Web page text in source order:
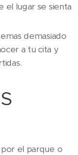
el lugar se sienta
demasiado
a tu cita y
el parque o